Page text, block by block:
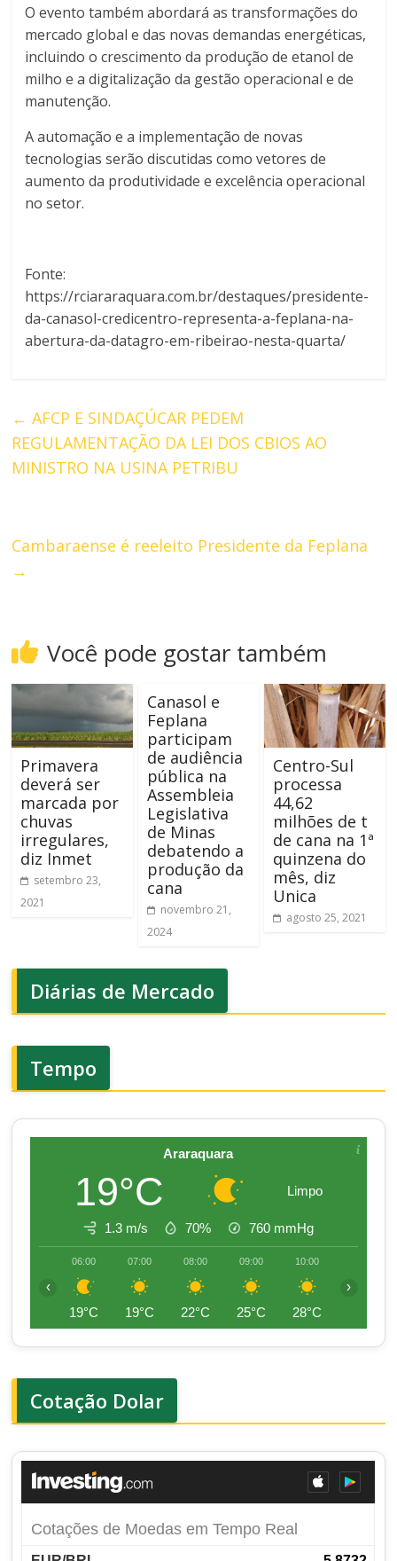
O evento também abordará as transformações do
mercado global e das novas demandas energéticas,
incluindo o crescimento da produção de etanol de
milho e a digitalização da gestão operacional e de
manutenção.
A automação e a implementação de novas
tecnologias serão discutidas como vetores de
aumento da produtividade e excelência operacional
no setor.
Fonte:
https://rciararaquara.com.br/destaques/presidente-
da-canasol-credicentro-representa-a-feplana-na-
abertura-da-datagro-em-ribeirao-nesta-quarta/
← AFCP E SINDAÇÚCAR PEDEM
REGULAMENTAÇÃO DA LEI DOS CBIOS AO
MINISTRO NA USINA PETRIBU
Cambaraense é reeleito Presidente da Feplana
→
Você pode gostar também
Primavera
deverá ser
marcada por
chuvas
irregulares,
diz Inmet
setembro 23,
2021
Canasol e
Feplana
participam
de audiência
pública na
Assembleia
Legislativa
de Minas
debatendo a
produção da
cana
novembro 21,
2024
Centro-Sul
processa
44,62
milhões de t
de cana na 1ª
quinzena do
mês, diz
Unica
agosto 25, 2021
Diárias de Mercado
Tempo
Araraquara
19°C Limpo
1.3 m/s 70% 760 mmHg
06:00
19°C
07:00
19°C
08:00
22°C
09:00
25°C
10:00
28°C
‹ ›
Cotação Dolar